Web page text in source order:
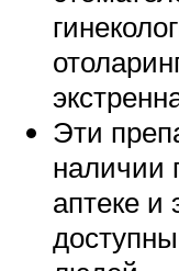
Эти
наличии
аптеке и